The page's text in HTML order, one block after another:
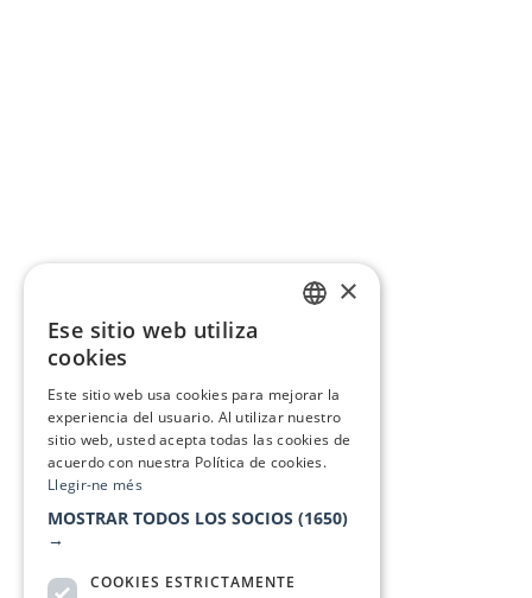
×
Ese sitio web utiliza
cookies
Este sitio web usa cookies para mejorar la
experiencia del usuario. Al utilizar nuestro
sitio web, usted acepta todas las cookies de
acuerdo con nuestra Política de cookies.
Llegir-ne més
MOSTRAR TODOS LOS SOCIOS (1650)
→
COOKIES ESTRICTAMENTE